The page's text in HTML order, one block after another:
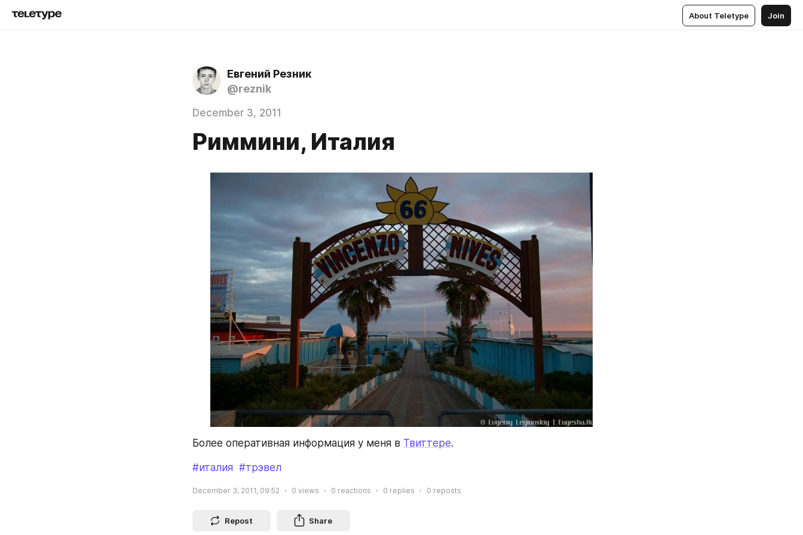
About Teletype Join
Евгений Резник
@reznik
December 3, 2011
Риммини, Италия
Более оперативная информация у меня в Твиттере.
#италия #трэвел
December 3, 2011, 09:52 0 views 0 reactions 0 replies 0 reposts
Repost Share